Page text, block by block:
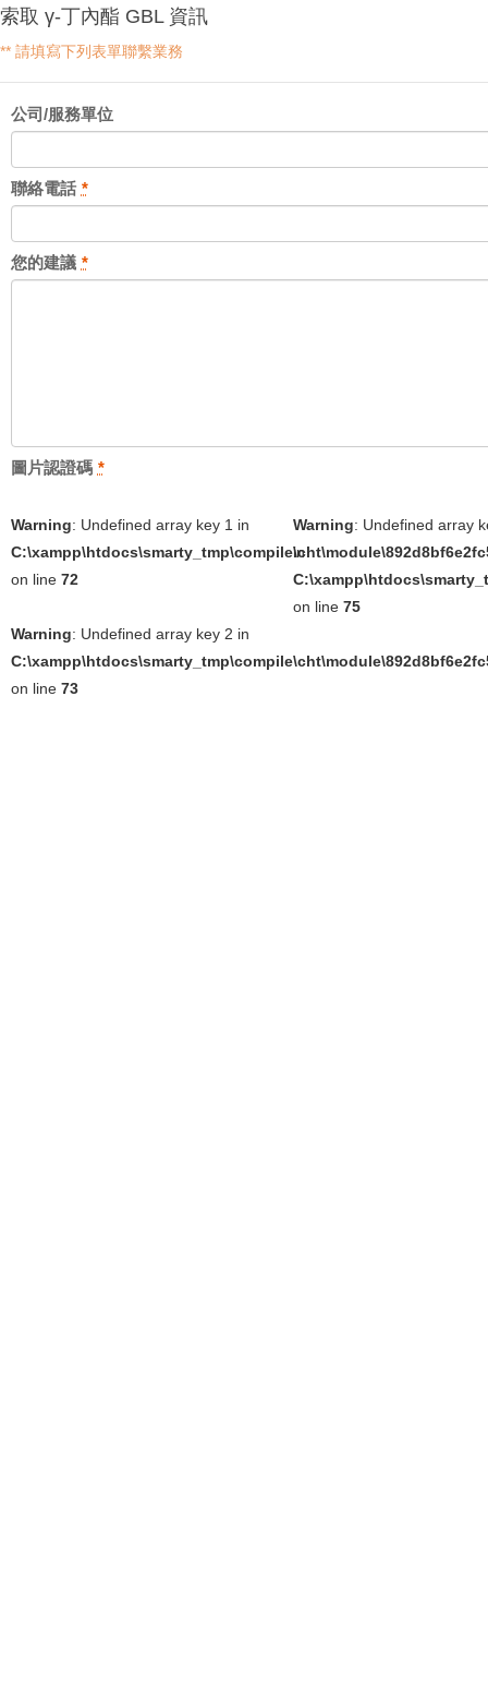
索取 γ-丁內酯 GBL 資訊
** 請填寫下列表單聯繫業務
公司/服務單位
聯絡電話 *
您的建議 *
圖片認證碼 *
Warning: Undefined array key 1 in
on line 72
Warning: Undefined array key 2 in
on line 73
Warning: Undefined array
in
on line 75